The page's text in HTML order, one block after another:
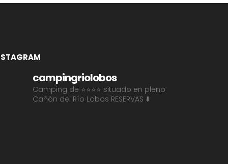
campingriolobos
Camping de ⭐⭐⭐⭐ situado en pleno
Cañón del Río Lobos RESERVAS ⬇️